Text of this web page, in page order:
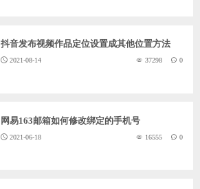
抖音发布视频作品定位设置成其他位置方法
2021-08-14 37298 0
网易163邮箱如何修改绑定的手机号
2021-06-18 16555 0